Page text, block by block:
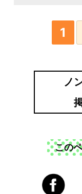
1
ノ
この